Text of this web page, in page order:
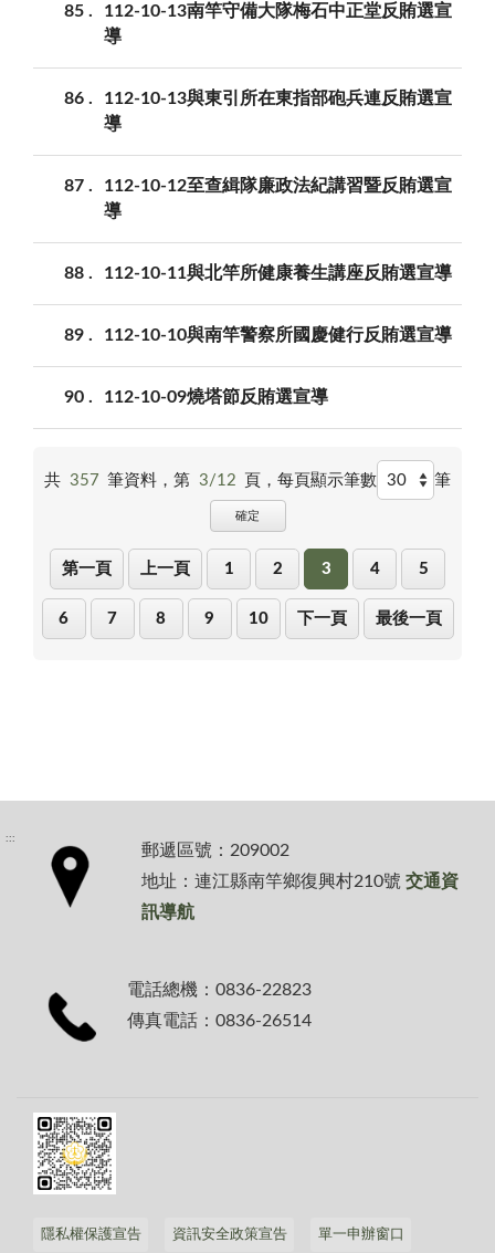
85
112-10-13南竿守備大隊梅石中正堂反賄選宣
導
86
112-10-13與東引所在東指部砲兵連反賄選宣
導
87
112-10-12至查緝隊廉政法紀講習暨反賄選宣
導
88 112-10-11與北竿所健康養生講座反賄選宣導
89 112-10-10與南竿警察所國慶健行反賄選宣導
90 112-10-09燒塔節反賄選宣導
共 357 筆資料，第 3/12 頁，每頁顯示筆數 筆
確定
第一頁 上一頁 1 2 3 4 5
6 7 8 9 10 下一頁 最後一頁
:::
郵遞區號：209002
地址：連江縣南竿鄉復興村210號 交通資
訊導航
電話總機：0836-22823
傳真電話：0836-26514
隱私權保護宣告 資訊安全政策宣告 單一申辦窗口